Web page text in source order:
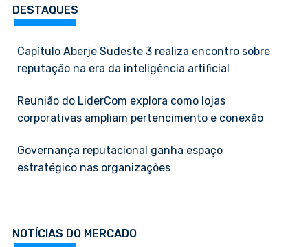
DESTAQUES
Capítulo Aberje Sudeste 3 realiza encontro sobre
reputação na era da inteligência artificial
Reunião do LiderCom explora como lojas
corporativas ampliam pertencimento e conexão
Governança reputacional ganha espaço
estratégico nas organizações
NOTÍCIAS DO MERCADO